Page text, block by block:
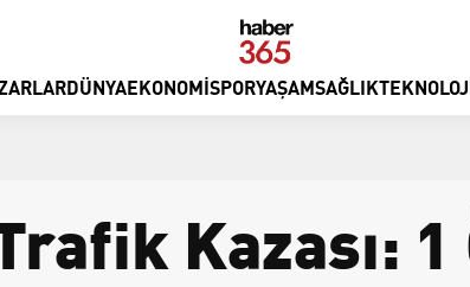
DÜNYAEKONOMISPORYAŞAMSAĞLIK
Kazası: 1